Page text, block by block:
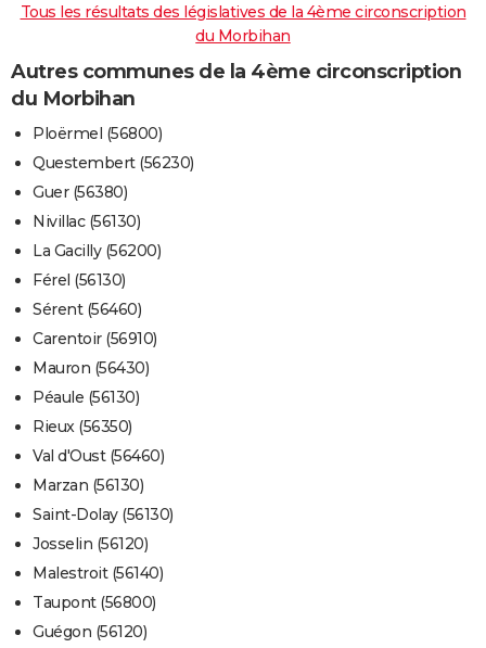
Tous les résultats des législatives de la 4ème circonscription
du Morbihan
Autres communes de la 4ème circonscription
du Morbihan
Ploërmel (56800)
Questembert (56230)
Guer (56380)
Nivillac (56130)
La Gacilly (56200)
Férel (56130)
Sérent (56460)
Carentoir (56910)
Mauron (56430)
Péaule (56130)
Rieux (56350)
Val d'Oust (56460)
Marzan (56130)
Saint-Dolay (56130)
Josselin (56120)
Malestroit (56140)
Taupont (56800)
Guégon (56120)